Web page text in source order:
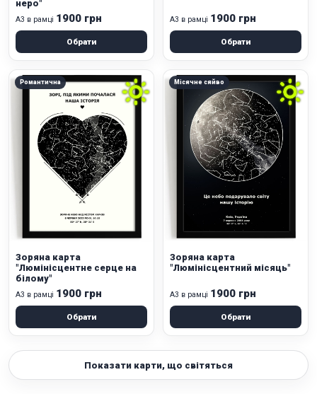
неро"
А3 в рамці 1900 грн
Обрати
А3 в рамці 1900 грн
Обрати
Романтична
Зоряна карта
"Люмінісцентне серце на
білому"
А3 в рамці 1900 грн
Обрати
Місячне сяйво
Зоряна карта
"Люмінісцентний місяць"
А3 в рамці 1900 грн
Обрати
Показати карти, що світяться